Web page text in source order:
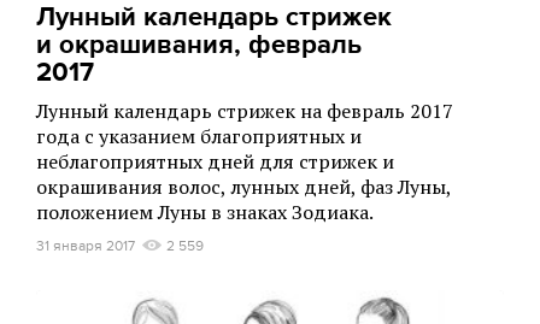
Лунный календарь стрижек
и окрашивания, февраль
2017
Лунный календарь стрижек на февраль 2017
года с указанием благоприятных и
неблагоприятных дней для стрижек и
окрашивания волос, лунных дней, фаз Луны,
положением Луны в знаках Зодиака.
31 января 2017 2 559